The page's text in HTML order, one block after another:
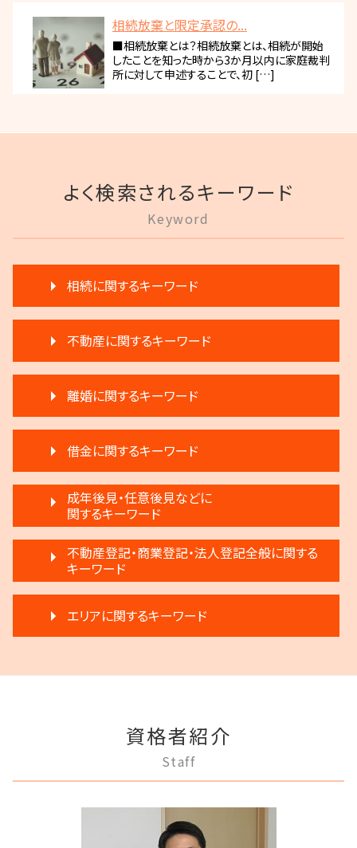
相続放棄と限定承認の...
■相続放棄とは？相続放棄とは、相続が開始
したことを知った時から3か月以内に家庭裁判
所に対して申述することで、初 […]
よく検索されるキーワード
Keyword
相続に関するキーワード
相続 遠方
遺言 執行 期限
相続 遺留分 割合
相続 分割協議書
相続人 調査 費用
公正証書遺言 証人
相続放棄 デメリット
生前贈与とは 住宅
相続 争い
限定承認とは 弁護士
相続 弁護士費用
相続人申告登記 デメリット
遺言 執行 いつ
執行人 遺言 相続
遺産分割 調停
限定承認 相続
不動産に関するキーワード
家賃 滞納 法的措置
不動産 明け渡し 期間
不動産 売る
不動産 明け渡し 弁護士
賃料増額 更新
不動産売買契約 注意点
不動産 明け渡し 調停
不動産 弁護士
賃料増額 借地借家法
家賃 滞納 延滞料
家賃滞納 強制退去
家賃 値上げ 交渉
滞納 家賃 分割 交渉
不動産 生前贈与
離婚に関するキーワード
離婚 子供 戸籍
離婚 円満調停
離婚 応じない
離婚調停 不成立
協議離婚 流れ
離婚 浮気
調停離婚 協議離婚
調停離婚 慰謝料
離婚 不動産 財産分与
モラハラ 離婚したい
親権争い 父親が勝つ場合
借金に関するキーワード
破産宣告 自己破産
民事再生 遅延損害金
民事再生法 個人
個人再生 メリット
破産 賠償金
任意整理 影響
借金返済
民事再生と破産 違い
個人再生 デメリット
成年後見・任意後見などに
関するキーワード
任意後見制度 権利
任意後見制度 代理人
成年後見制度 手続き
任意後見制度 法人
任意後見制度 申し立て
任意後見制度 弁護士
任意後見制度 家族信託 違い
家族信託 弁護士
成年後見人 手続き 家族
不動産登記・商業登記・法人登記全般に関する
キーワード
不動産登記 弁護士
登記手続き 弁護士
不動産登記 アパート
登記手続き 法人
エリアに関するキーワード
府中市 不動産トラブル
府中市 借金問題
資格者紹介
Staff